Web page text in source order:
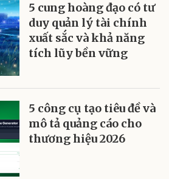
5 cung hoàng đạo có tư
duy quản lý tài chính
xuất sắc và khả năng
tích lũy bền vững
5 công cụ tạo tiêu đề và
mô tả quảng cáo cho
thương hiệu 2026